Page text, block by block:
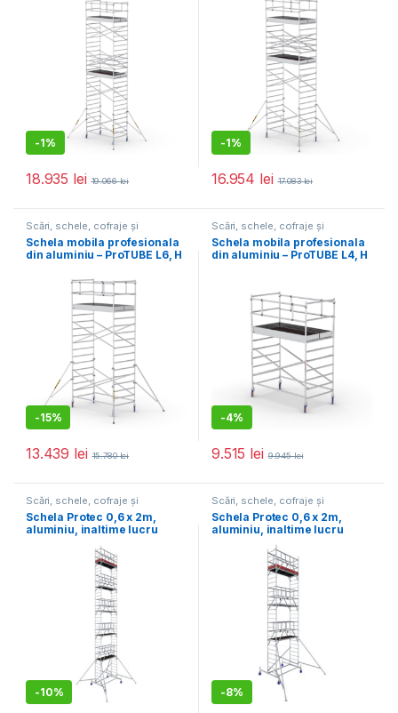
-1%
18.935 lei 19.066lei
-1%
16.954 lei 17.083lei
Scări, schele, cofraje și
accesorii Utilaje pentru
construcții
Schela mobila profesionala
din aluminiu – ProTUBE L6, H
-15%
13.439 lei 15.780lei
Scări, schele, cofraje și
accesorii Utilaje pentru
construcții
Schela mobila profesionala
din aluminiu – ProTUBE L4, H
-4%
9.515 lei 9.945lei
Scări, schele, cofraje și
accesorii Utilaje pentru
construcții
Schela Protec 0,6 x 2m,
aluminiu, inaltime lucru
(4*Stabilizatoare))
-10%
Scări, schele, cofraje și
accesorii Utilaje pentru
construcții
Schela Protec 0,6 x 2m,
aluminiu, inaltime lucru
(2*Stabilizatoare))
-8%